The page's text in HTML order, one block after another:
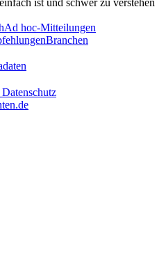
Ad hoc-Mitteilungen
Branchen